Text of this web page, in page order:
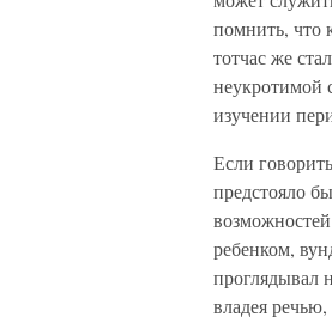
помнить, что
тотчас же
неукротимой
изучении
Если
предстояло
ребенком,
проглядывал
владея